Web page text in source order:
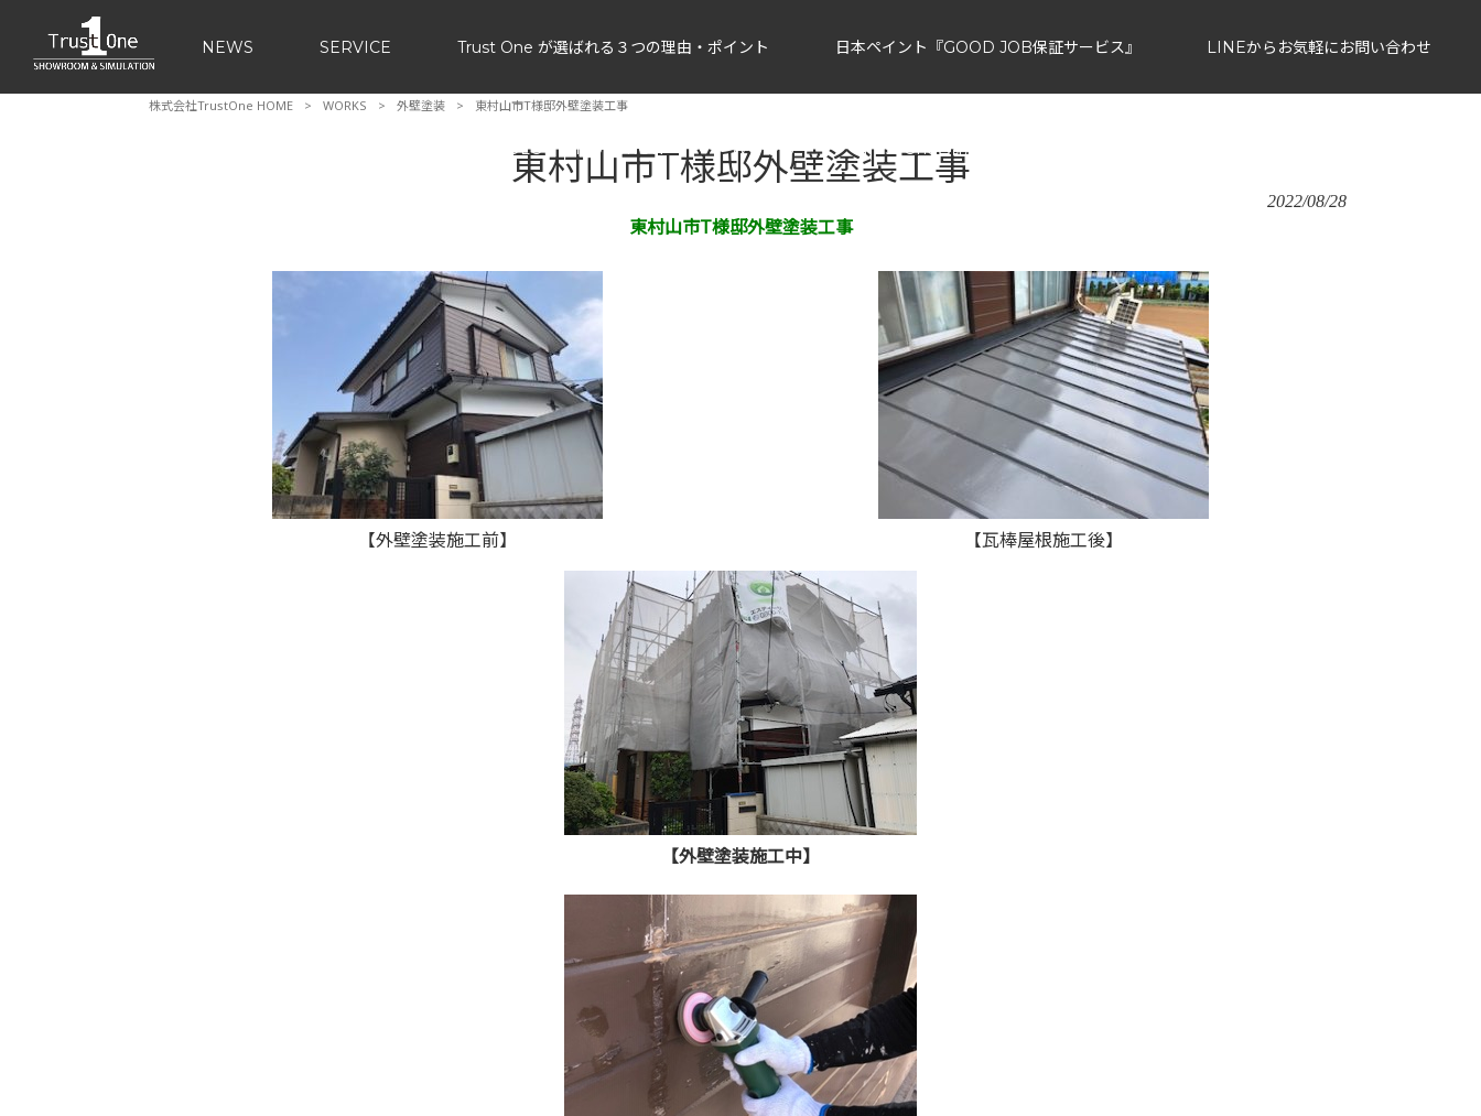
NEWS SERVICE Trust One が選ばれる３つの理由・ポイント 日本ペイント『GOOD JOB保証サービス』 LINEからお気軽にお問い合わせ
SHOWROOM・COLOR SIMULCTION WORKS Trust One日記
株式会社TrustOne HOME > WORKS > 外壁塗装 > 東村山市T様邸外壁塗装工事
東村山市T様邸外壁塗装工事
2022/08/28
東村山市T様邸外壁塗装工事
【外壁塗装施工前】 【瓦棒屋根施工後】
【外壁塗装施工中】